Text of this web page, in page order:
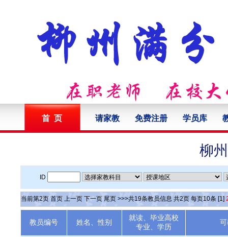
首 页 请家教 免费注册 学员库
柳
ID
当前第2页 首页 上一页 下一页 尾页 >>>共19条教员信息 共2页 每页10条 [1]
教员编号 姓名、性别
就读、毕业高校
专业、学历